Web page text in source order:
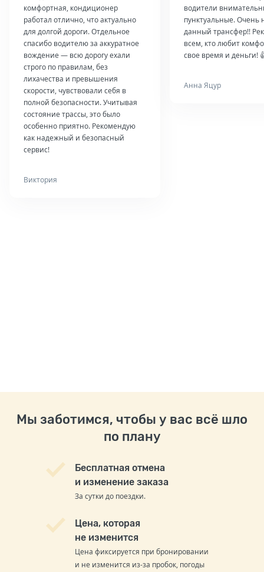
комфортная, кондиционер
работал отлично, что актуально
для долгой дороги. Отдельное
спасибо водителю за аккуратное
вождение — всю дорогу ехали
строго по правилам, без
лихачества и превышения
скорости, чувствовали себя в
полной безопасности. Учитывая
состояние трассы, это было
особенно приятно. Рекомендую
как надежный и безопасный
сервис!
Виктория
водители
пунктуальные. Очень
данный трансфер!!
всем, кто любит
свое время и деньги!
Анна Яцур
Мы заботимся, чтобы у вас всё шло
по плану
Бесплатная отмена
и изменение заказа
За сутки до поездки.
Цена, которая
не изменится
Цена фиксируется при бронировании
и не изменится из-за пробок, погоды